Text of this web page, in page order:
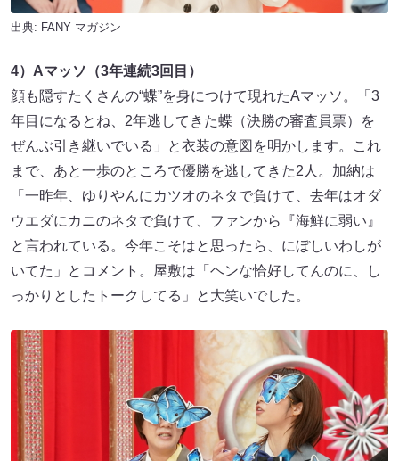
出典: FANY マガジン
4）Aマッソ（3年連続3回目）
顔も隠すたくさんの“蝶”を身につけて現れたAマッソ。「3
年目になるとね、2年逃してきた蝶（決勝の審査員票）を
ぜんぶ引き継いでいる」と衣装の意図を明かします。これ
まで、あと一歩のところで優勝を逃してきた2人。加納は
「一昨年、ゆりやんにカツオのネタで負けて、去年はオダ
ウエダにカニのネタで負けて、ファンから『海鮮に弱い』
と言われている。今年こそはと思ったら、にぼしいわしが
いてた」とコメント。屋敷は「ヘンな恰好してんのに、し
っかりとしたトークしてる」と大笑いでした。